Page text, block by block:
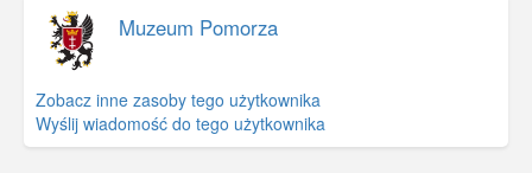
Muzeum Pomorza
Zobacz inne zasoby tego użytkownika
Wyślij wiadomość do tego użytkownika